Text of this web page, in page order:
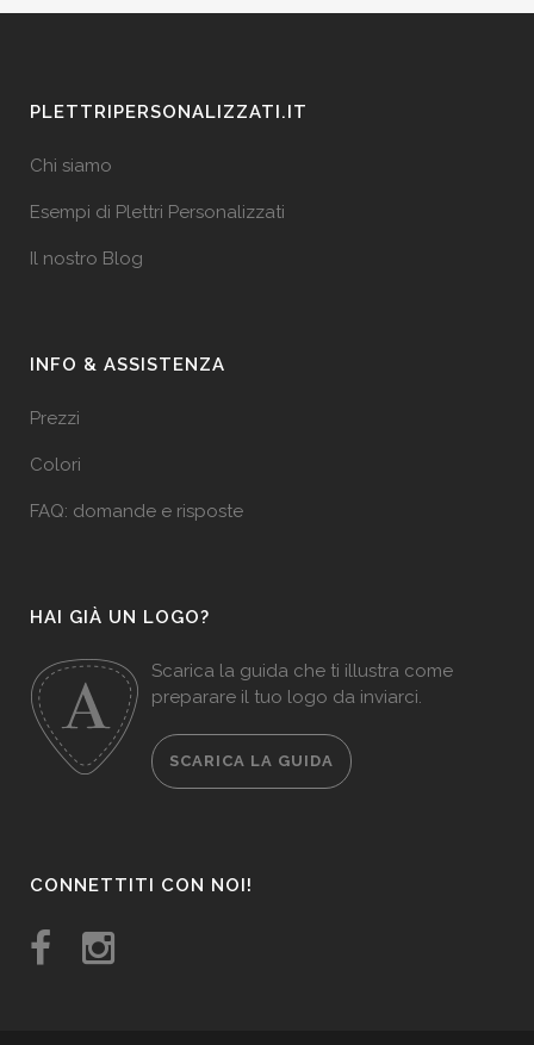
PLETTRIPERSONALIZZATI.IT
Chi siamo
Esempi di Plettri Personalizzati
Il nostro Blog
INFO & ASSISTENZA
Prezzi
Colori
FAQ: domande e risposte
HAI GIÀ UN LOGO?
Scarica la guida che ti illustra come
preparare il tuo logo da inviarci.
SCARICA LA GUIDA
CONNETTITI CON NOI!